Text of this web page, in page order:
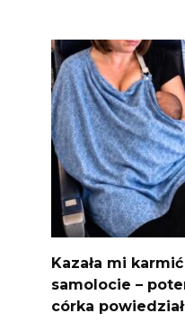
Kazała mi
samolocie –
córka